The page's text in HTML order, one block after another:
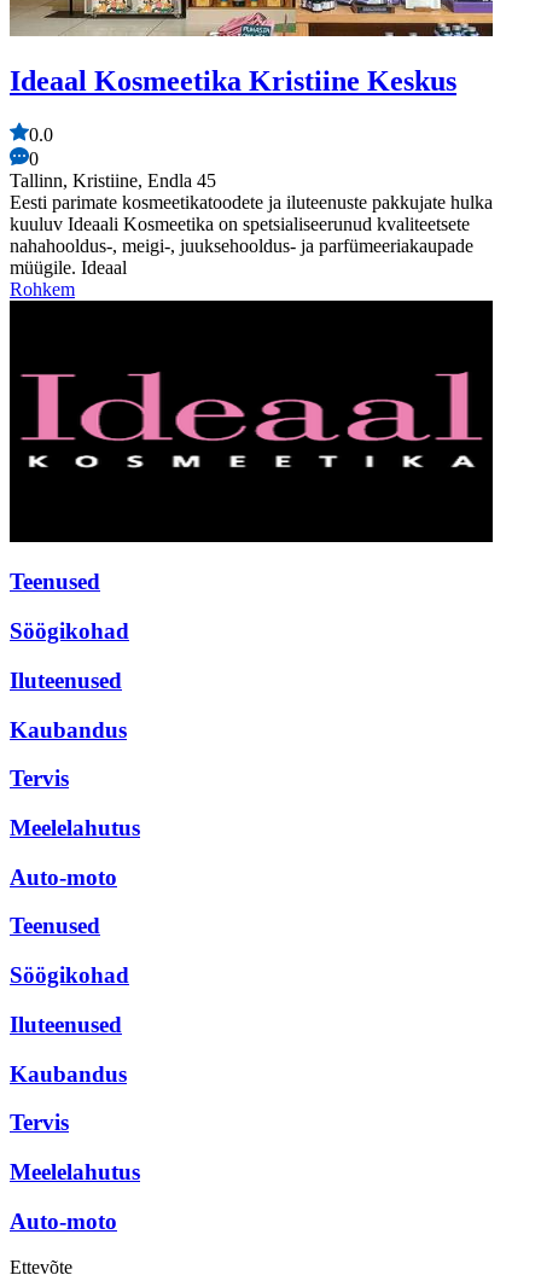
Ideaal Kosmeetika Kristiine Keskus
0.0
0
Tallinn, Kristiine, Endla 45
Eesti parimate kosmeetikatoodete ja iluteenuste pakkujate hulka
kuuluv Ideaali Kosmeetika on spetsialiseerunud kvaliteetsete
nahahooldus-, meigi-, juuksehooldus- ja parfümeeriakaupade
müügile. Ideaal
Rohkem
Teenused
Söögikohad
Iluteenused
Kaubandus
Tervis
Meelelahutus
Auto-moto
Teenused
Söögikohad
Iluteenused
Kaubandus
Tervis
Meelelahutus
Auto-moto
Ettevõte